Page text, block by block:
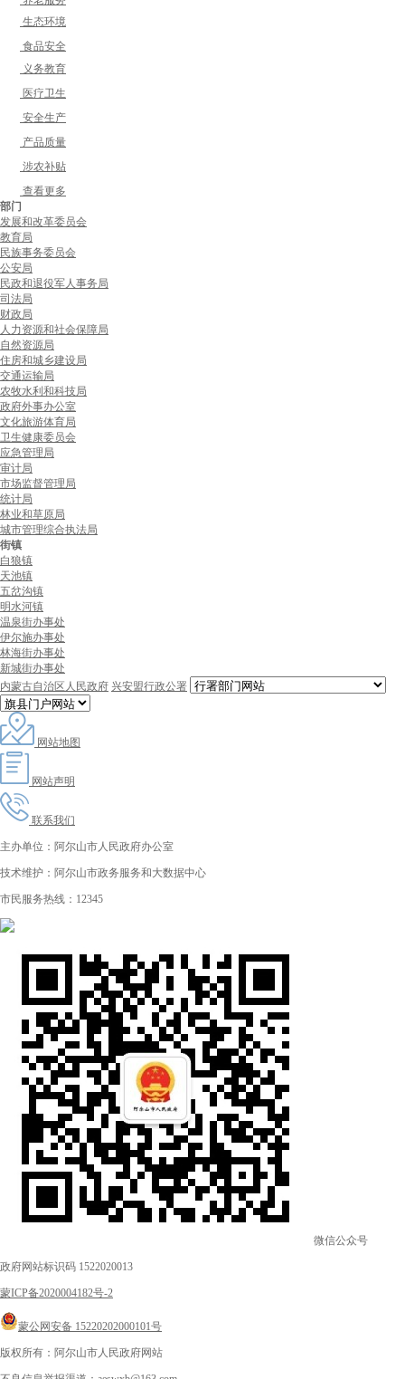
生态环境
食品安全
义务教育
医疗卫生
安全生产
产品质量
涉农补贴
查看更多
部门
发展和改革委员会
教育局
民族事务委员会
公安局
民政和退役军人事务局
司法局
财政局
人力资源和社会保障局
自然资源局
住房和城乡建设局
交通运输局
农牧水利和科技局
政府外事办公室
文化旅游体育局
卫生健康委员会
应急管理局
审计局
市场监督管理局
统计局
林业和草原局
城市管理综合执法局
街镇
白狼镇
天池镇
五岔沟镇
明水河镇
温泉街办事处
伊尔施办事处
林海街办事处
新城街办事处
内蒙古自治区人民政府 兴安盟行政公署
网站地图
网站声明
联系我们
主办单位：阿尔山市人民政府办公室
技术维护：阿尔山市政务服务和大数据中心
市民服务热线：12345
微信公众号
政府网站标识码 1522020013
蒙ICP备2020004182号-2
蒙公网安备 15220202000101号
版权所有：阿尔山市人民政府网站